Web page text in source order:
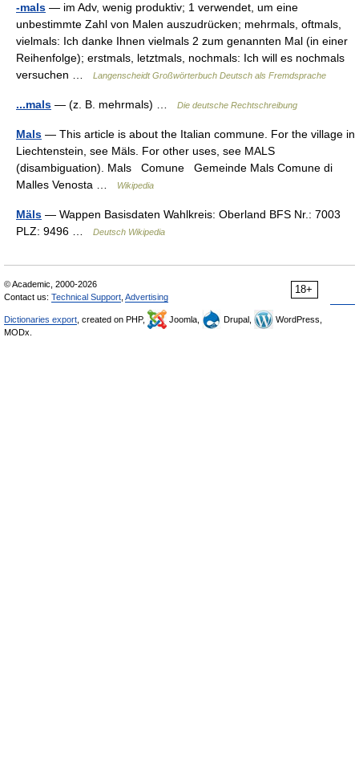
-mals — im Adv, wenig produktiv; 1 verwendet, um eine
unbestimmte Zahl von Malen auszudrücken; mehrmals, oftmals,
vielmals: Ich danke Ihnen vielmals 2 zum genannten Mal (in einer
Reihenfolge); erstmals, letztmals, nochmals: Ich will es nochmals
versuchen …
Langenscheidt Großwörterbuch Deutsch als Fremdsprache
...mals — (z. B. mehrmals) … Die deutsche Rechtschreibung
Mals — This article is about the Italian commune. For the village in
Liechtenstein, see Mäls. For other uses, see MALS
(disambiguation). Mals Comune Gemeinde Mals Comune di
Malles Venosta …
Wikipedia
Mäls — Wappen Basisdaten Wahlkreis: Oberland BFS Nr.: 7003
PLZ: 9496 …
Deutsch Wikipedia
18+
© Academic, 2000-2026
Contact us: Technical Support Advertising
Dictionaries export , created on PHP, Joomla, Drupal,
WordPress,
MODx.